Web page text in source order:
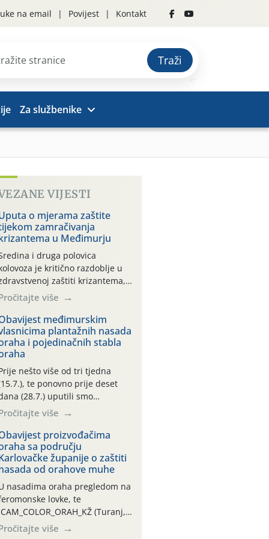
na email Povijest Kontakt
Traži
Za službenike
VIJESTI
o mjerama zaštite
zamračivanja
u Međimurju
i druga polovica
je kritično razdoblje u
zaštiti krizantema,
prije zamračivanja u proteklom
smo mjesecu tri puta upućivali
o preventivnim
zaštite krizantema od
uzročnika bolesti,
i fito-fagnih grinja (23.7.,
06.7.)! Na početku ovog
je zabilježeno je
i ekstremno vruće
razdoblje, uz
temperature […]
više
međimurskim
plantažnih nasada
i pojedinačnih stabla
nešto više od tri tjedna
te ponovno prije deset
(28.7.) uputili smo
vlasnicima plantažnih
nasada oraha i pojedinačnih
o početku leta i
potrebi usmjerenog
orahove muhe
completa)! Već
dana traje drugi
“toplinski udar”, koji
naročito izražen zadnja šest
(31.7.-05.8.), jer najviše
zraka svakodnevno
više
proizvođačima
sa području
županije o zaštiti
od orahove muhe
nasadima oraha pregledom na
lovke, te
CAM_COLOR_ORAH_KŽ (Turanj,
zabilježena je mala
više